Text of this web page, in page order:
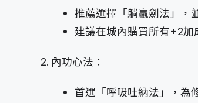
推薦選擇「躺贏劍法」，
建議在城內購買所有+2加
內功心法：
首選「呼吸吐納法」，為